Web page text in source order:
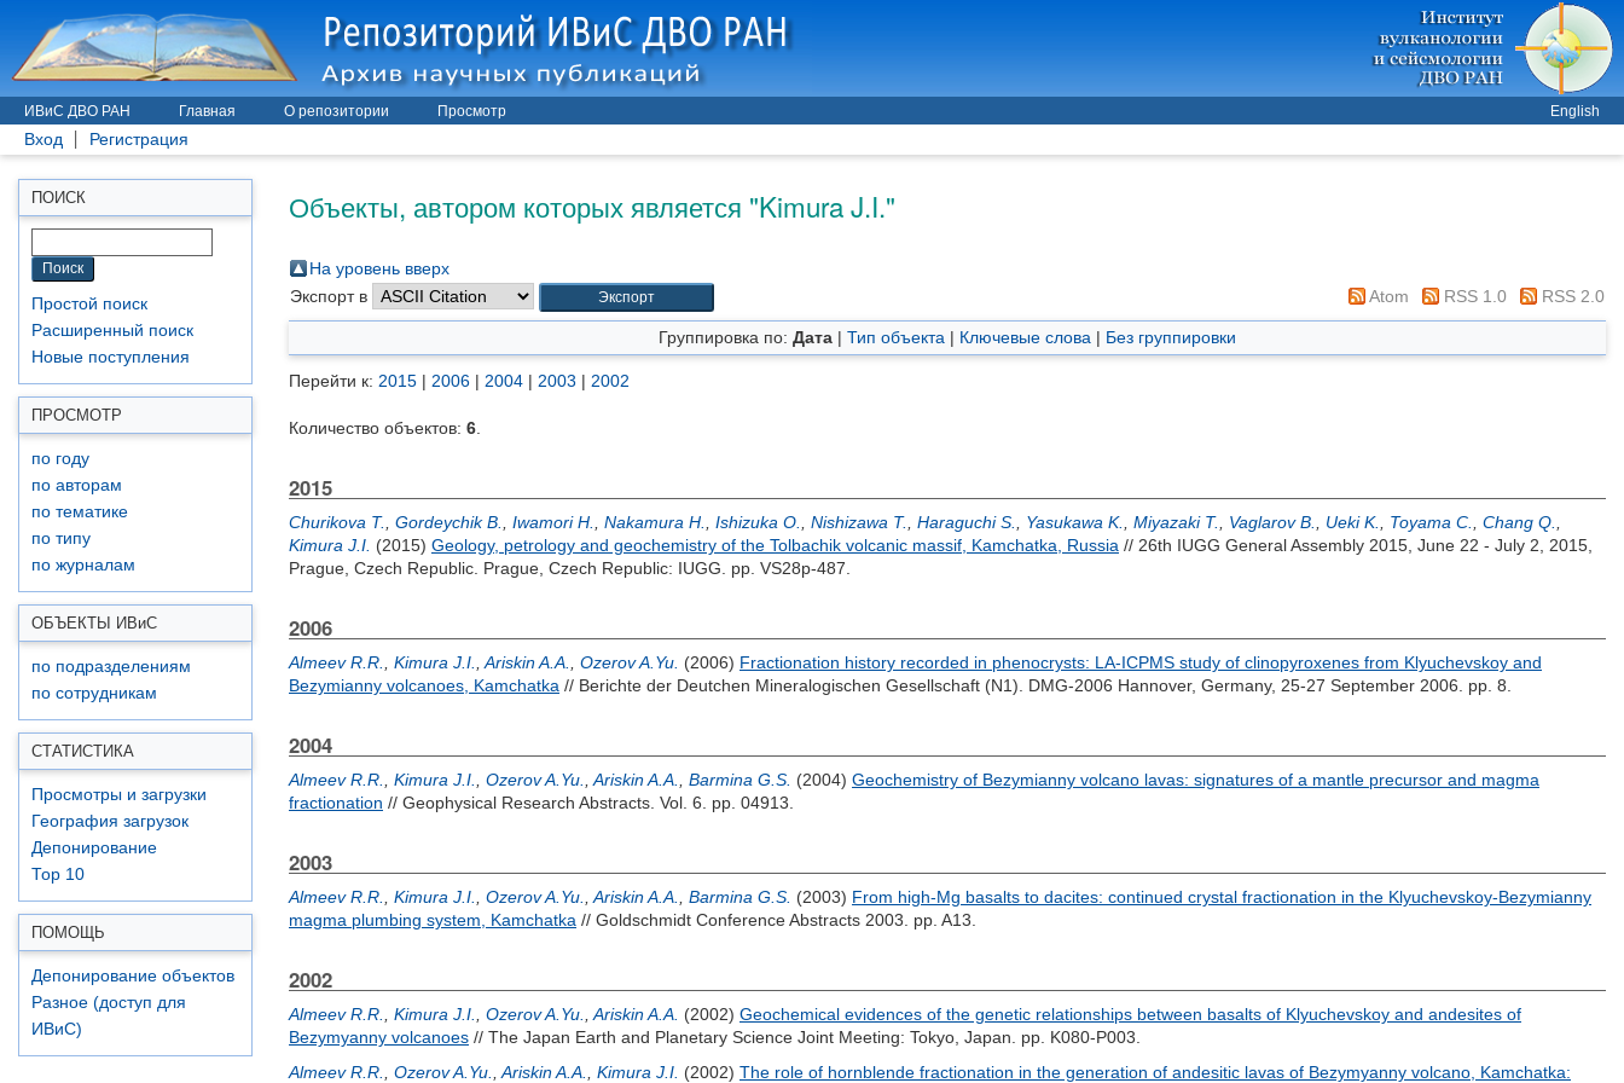
ИВиС ДВО РАН Главная О репозитории Просмотр English
Вход Регистрация
ПОИСК
Простой поиск
Расширенный поиск
Новые поступления
ПРОСМОТР
по году
по авторам
по тематике
по типу
по журналам
ОБЪЕКТЫ ИВиС
по подразделениям
по сотрудникам
СТАТИСТИКА
Просмотры и загрузки
География загрузок
Депонирование
Top 10
ПОМОЩЬ
Депонирование объектов
Разное (доступ для
ИВиС)
Объекты, автором которых является "Kimura J.I."
На уровень вверх
Экспорт в
Atom RSS 1.0 RSS 2.0
Группировка по: Дата | Тип объекта | Ключевые слова | Без группировки
Перейти к: 2015 | 2006 | 2004 | 2003 | 2002
Количество объектов: 6
2015
Churikova T. Gordeychik B. Iwamori H. Nakamura H. Ishizuka O. Nishizawa T. Haraguchi S. Yasukawa K. Miyazaki T. Vaglarov B. Ueki K. Toyama C. Chang Q.
Kimura J.I. (2015) Geology, petrology and geochemistry of the Tolbachik volcanic massif, Kamchatka, Russia // 26th IUGG General Assembly 2015, June 22 - July 2, 2015,
Prague, Czech Republic. Prague, Czech Republic: IUGG. pp. VS28p-487.
2006
Almeev R.R. Kimura J.I. Ariskin A.A. Ozerov A.Yu. (2006) Fractionation history recorded in phenocrysts: LA-ICPMS study of clinopyroxenes from Klyuchevskoy and
Bezymianny volcanoes, Kamchatka // Berichte der Deutchen Mineralogischen Gesellschaft (N1). DMG-2006 Hannover, Germany, 25-27 September 2006. pp. 8.
2004
Almeev R.R. Kimura J.I. Ozerov A.Yu. Ariskin A.A. Barmina G.S. (2004) Geochemistry of Bezymianny volcano lavas: signatures of a mantle precursor and magma
fractionation // Geophysical Research Abstracts. Vol. 6. pp. 04913.
2003
Almeev R.R. Kimura J.I. Ozerov A.Yu. Ariskin A.A. Barmina G.S. (2003) From high-Mg basalts to dacites: continued crystal fractionation in the Klyuchevskoy-Bezymianny
magma plumbing system, Kamchatka // Goldschmidt Conference Abstracts 2003. pp. A13.
2002
Almeev R.R. Kimura J.I. Ozerov A.Yu. Ariskin A.A. (2002) Geochemical evidences of the genetic relationships between basalts of Klyuchevskoy and andesites of
Bezymyanny volcanoes // The Japan Earth and Planetary Science Joint Meeting: Tokyo, Japan. pp. K080-P003.
Almeev R.R.
Ozerov A.Yu. Ariskin A.A. Kimura J.I. (2002) The role of hornblende fractionation in the generation of andesitic lavas of Bezymyanny volcano, Kamchatka: